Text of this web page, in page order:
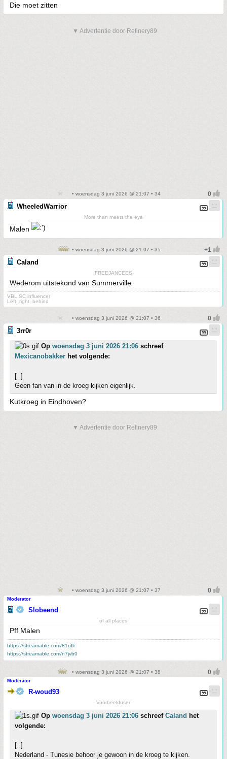
Die moet zitten
▼ Advertentie door Refinery89
• woensdag 3 juni 2026 @ 21:07 • 34
WheeledWarrior
More than meets the eye
Malen
• woensdag 3 juni 2026 @ 21:07 • 35
Caland
FREEJANCEES
Wederom uitstekond van Summerville
VBL SC influencer
Left, right, behind
• woensdag 3 juni 2026 @ 21:07 • 36
3rr0r
Op woensdag 3 juni 2026 21:06 schreef
Mexicanobakker het volgende:
[..]
Geen fan van in de kroeg kijken eigenlijk.
Kutkroeg in Eindhoven?
▼ Advertentie door Refinery89
• woensdag 3 juni 2026 @ 21:07 • 37
Moderator
Slobeend
of all places
Pff Malen
https://streamable.com/81ofli
https://streamable.com/n7jvb0
• woensdag 3 juni 2026 @ 21:07 • 38
Moderator
R-woud93
Voorbeelduser
Op woensdag 3 juni 2026 21:06 schreef Caland het
volgende:
[..]
Nederland - Tunesie behoor je gewoon in de kroeg te kijken.